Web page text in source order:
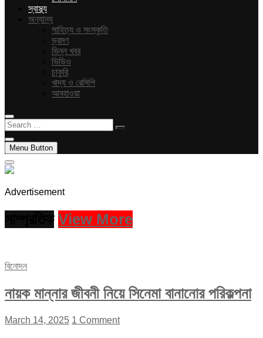
স্বাস্থ্য
অন্যান্য
সাহিত্য ও সংস্কৃতি
ভ্রমণ
ভিন্ন খবর
ভিডিও
চাকুরি
খাদ্য ও রেসিপি
আবহাওয়া
Search
…
Menu Button
Advertisement
View More
বিনোদন
নায়ক মান্নার জীবনী নিয়ে সিনেমা বানানোর পরিকল্পনা
March 14, 2025 1 Comment